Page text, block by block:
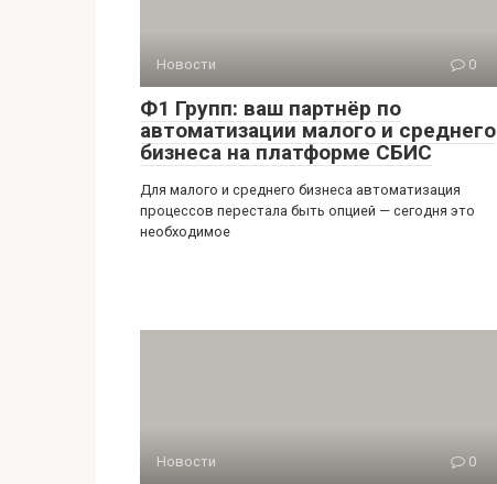
Новости 0
Ф1 Групп: ваш партнёр по
автоматизации малого и среднего
бизнеса на платформе СБИС
Для малого и среднего бизнеса автоматизация
процессов перестала быть опцией — сегодня это
необходимое
Новости 0